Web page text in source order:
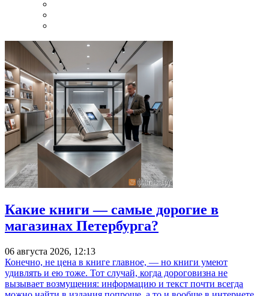
Какие книги — самые дорогие в
магазинах Петербурга?
06 августа 2026, 12:13
Конечно, не цена в книге главное, — но книги умеют
удивлять и ею тоже. Тот случай, когда дороговизна не
вызывает возмущения: информацию и текст почти всегда